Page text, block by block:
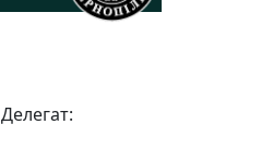
Делегат: